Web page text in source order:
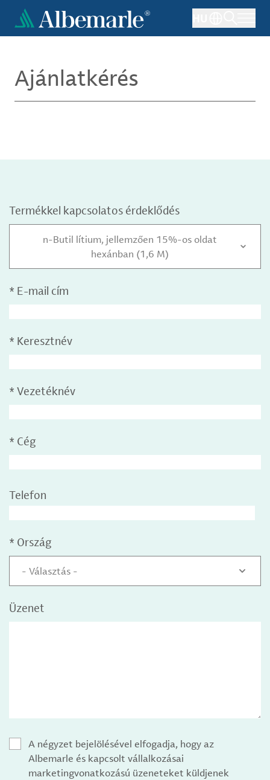
Ugrás
tartalomra
Ajánlatkérés
Termékkel kapcsolatos érdeklődés
n-Butil lítium, jellemzően 15%-os oldat
hexánban (1,6 M)
* E-mail cím
* Keresztnév
* Vezetéknév
* Cég
Telefon
* Ország
- Választás -
Üzenet
A négyzet bejelölésével elfogadja, hogy az
Albemarle és kapcsolt vállalkozásai
marketingvonatkozású üzeneteket küldjenek